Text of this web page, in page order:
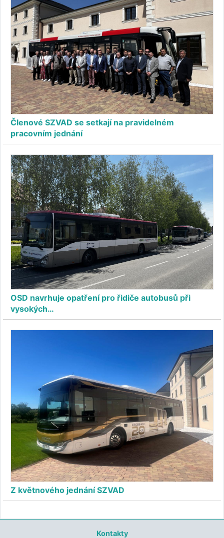
Členové SZVAD se setkají na pravidelném
pracovním jednání
OSD navrhuje opatření pro řidiče autobusů při
vysokých…
Z květnového jednání SZVAD
Kontakty